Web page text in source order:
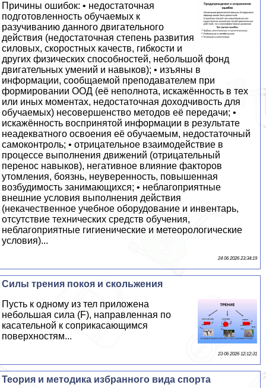
Причины ошибок: • недостаточная
подготовленность обучаемых к
разучиванию данного двигательного
действия (недостаточная степень развития
силовых, скоростных качеств, гибкости и
других физических способностей, небольшой фонд
двигательных умений и навыков); • изъяны в
информации, сообщаемой преподавателем при
формировании ООД (её неполнота, искажённость в тех
или иных моментах, недостаточная доходчивость для
обучаемых) несовершенство методов её передачи; •
искажённость воспринятой информации в результате
неадекватного освоения её обучаемым, недостаточный
самоконтроль; • отрицательное взаимодействие в
процессе выполнения движений (отрицательный
перенос навыков), негативное влияние факторов
утомления, боязнь, неуверенность, повышенная
возбудимость занимающихся; • нeблагоприятные
внешние условия выполнения действия
(некачественное учебное оборудование и инвентарь,
отсутствие технических средств обучения,
нeблагоприятные гигиенические и метеорологические
условия)...
24 06 2026 23:34:19
Силы трения покоя и скольжения
Пусть к одному из тел приложена
небольшая сила (F), направленная по
касательной к соприкасающимся
поверхностям...
23 06 2026 12:12:31
Теория и методика избранного вида спорта